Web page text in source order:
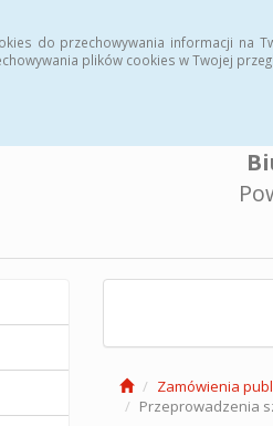
do przechowywania informacji na
plików cookies w Twojej
Zamówienia
Przeprowadzenia